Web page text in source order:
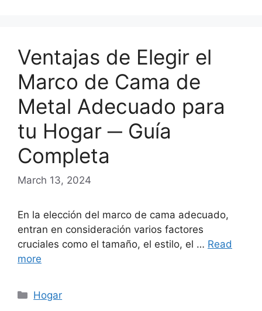
Ventajas de Elegir el
Marco de Cama de
Metal Adecuado para
tu Hogar ─ Guía
Completa
March 13, 2024
En la elección del marco de cama adecuado,
entran en consideración varios factores
cruciales como el tamaño, el estilo, el … Read
more
Categories
Hogar